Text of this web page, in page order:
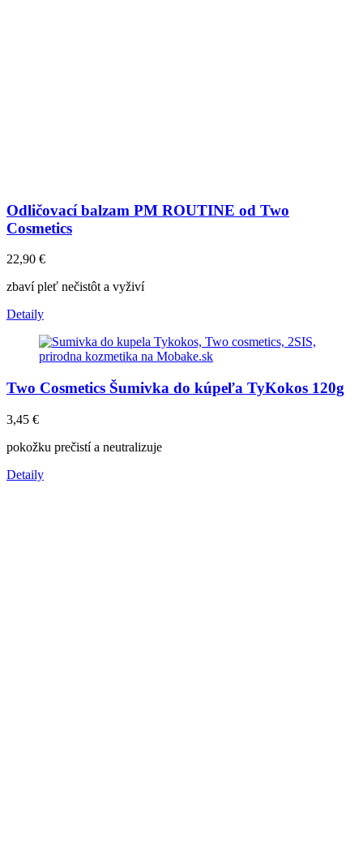
Odličovací balzam PM ROUTINE od Two
Cosmetics
22,90 €
zbaví pleť nečistôt a vyživí
Detaily
Two Cosmetics Šumivka do kúpeľa TyKokos 120g
3,45 €
pokožku prečistí a neutralizuje
Detaily